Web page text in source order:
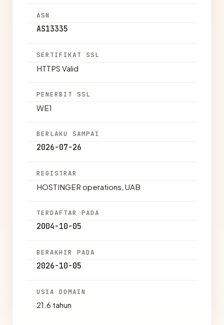
ASN
AS13335
SERTIFIKAT SSL
HTTPS Valid
PENERBIT SSL
WE1
BERLAKU SAMPAI
2026-07-26
REGISTRAR
HOSTINGER operations, UAB
TERDAFTAR PADA
2004-10-05
BERAKHIR PADA
2026-10-05
USIA DOMAIN
21.6 tahun